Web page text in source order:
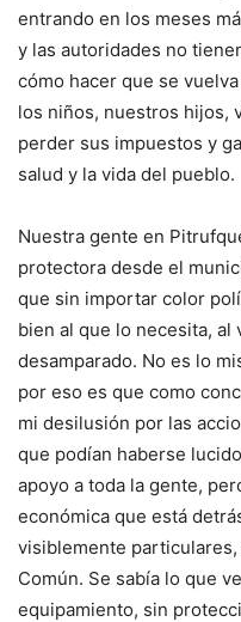
entrando en los meses
y las autoridades no
cómo hacer que se
los niños, nuestros hijos,
perder sus impuestos y
salud y la vida del pueblo.
Nuestra gente en
protectora desde el
que sin importar color
bien al que lo necesita, al
desamparado. No es lo
por eso es que como
mi desilusión por las
que podían haberse
apoyo a toda la gente,
económica que está
visiblemente
Común. Se sabía lo que
equipamiento, sin